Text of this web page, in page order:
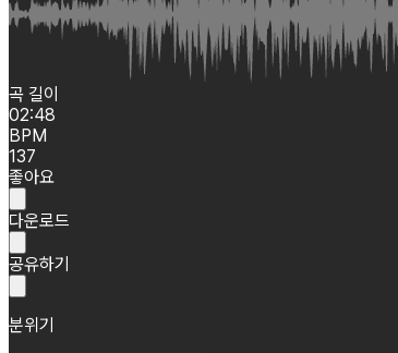
곡 길이
02:48
BPM
137
좋아요
다운로드
공유하기
분위기